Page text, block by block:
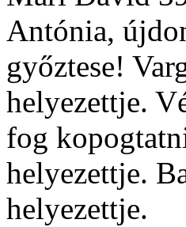
Antónia,
győztese!
helyezettje.
fog
helyezettje.
helyezettje.